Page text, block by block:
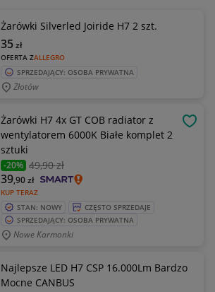
Żarówki Silverled Joiride H7 2 szt.
OFERTA ZALLEGRO
35zł
SPRZEDAJĄCY: OSOBA PRYWATNA
Złotów
Żarówki H7 4x GT COB radiator z
wentylatorem 6000K Białe komplet 2
sztuki
-20% 49,90 zł
KUP TERAZ
39,90zł
STAN: NOWY
CZĘSTO SPRZEDAJE
SPRZEDAJĄCY: OSOBA PRYWATNA
Nowe Karmonki
Najlepsze LED H7 CSP 16.000Lm Bardzo
Mocne CANBUS